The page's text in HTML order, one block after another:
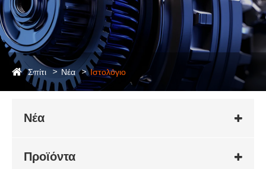
Σπίτι Νέα Ιστολόγιο
Νέα
Προϊόντα